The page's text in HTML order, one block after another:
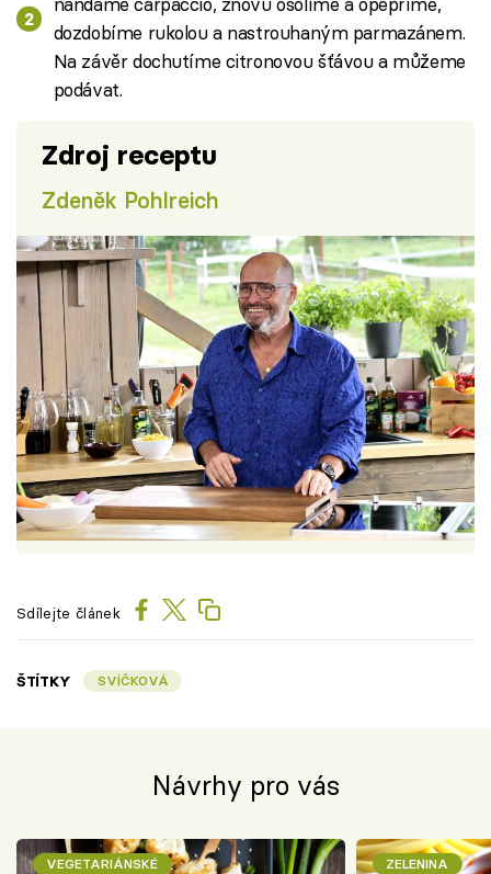
dozdobíme rukolou a nastrouhaným parmazánem.
Na závěr dochutíme citronovou šťávou a můžeme
podávat.
Zdroj receptu
Zdeněk Pohlreich
Sdílejte článek
ŠTÍTKY SVÍČKOVÁ
Návrhy pro vás
VEGETARIÁNSKÉ ZELENINA